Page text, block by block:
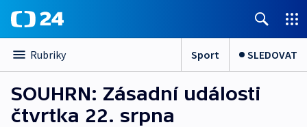
Rubriky Sport SLEDOVAT
SOUHRN: Zásadní události
čtvrtka 22. srpna